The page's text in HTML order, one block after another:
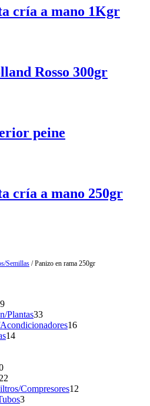
cría a mano 1Kgr
Rosso 300gr
peine
cría a mano 250gr
Semillas / Panizo en rama 250gr
19
products
Plantas3333
products
1616
1414
10
products
22
products
Compresores12
33